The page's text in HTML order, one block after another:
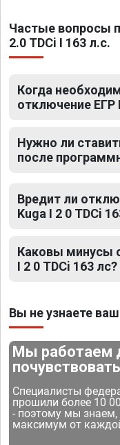
Частые вопросы
2.0 TDCi I 163 л.с.
Когда
отключение ЕГР
Нужно ли
после
Вредит ли
Kuga I 2 0 TDCi
Каковы минусы
I 2 0 TDCi 163 лс?
Вы не узнаете
Мы работаем
Специалисты
прошили более 10
- поэтому мы знаем,
максимум от